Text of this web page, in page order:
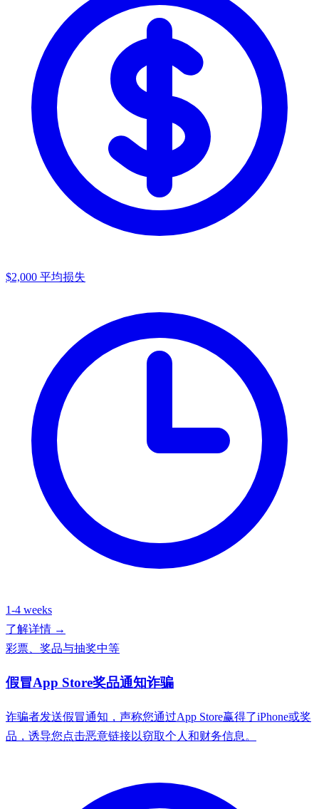
$2,000 平均损失
1-4 weeks
了解详情 →
彩票、奖品与抽奖中等
假冒App Store奖品通知诈骗
诈骗者发送假冒通知，声称您通过App Store赢得了iPhone或奖
品，诱导您点击恶意链接以窃取个人和财务信息。